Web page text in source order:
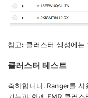
참고: 클러스터 생성에는
클러스터 테스트
축하합니다. Ranger를